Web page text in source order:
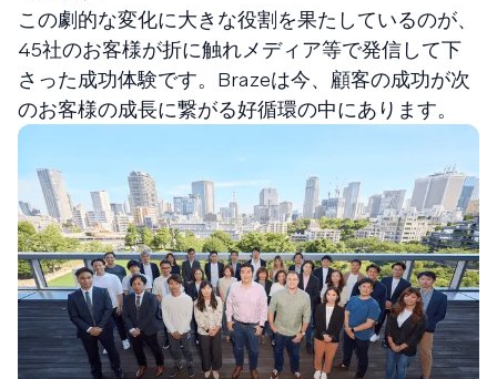
この劇的な変化に大きな役割を果たしているのが、
45社のお客様が折に触れメディア等で発信して下
さった成功体験です。Brazeは今、顧客の成功が次
のお客様の成長に繋がる好循環の中にあります。